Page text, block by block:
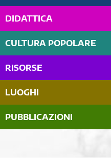
DIDATTICA
CULTURA POPOLARE
RISORSE
LUOGHI
PUBBLICAZIONI